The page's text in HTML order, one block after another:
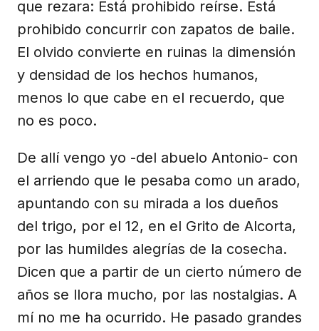
que rezara: Está prohibido reírse. Está
prohibido concurrir con zapatos de baile.
El olvido convierte en ruinas la dimensión
y densidad de los hechos humanos,
menos lo que cabe en el recuerdo, que
no es poco.
De allí vengo yo -del abuelo Antonio- con
el arriendo que le pesaba como un arado,
apuntando con su mirada a los dueños
del trigo, por el 12, en el Grito de Alcorta,
por las humildes alegrías de la cosecha.
Dicen que a partir de un cierto número de
años se llora mucho, por las nostalgias. A
mí no me ha ocurrido. He pasado grandes